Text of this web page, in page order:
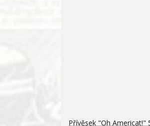
Přívěsek "Oh Americat!"